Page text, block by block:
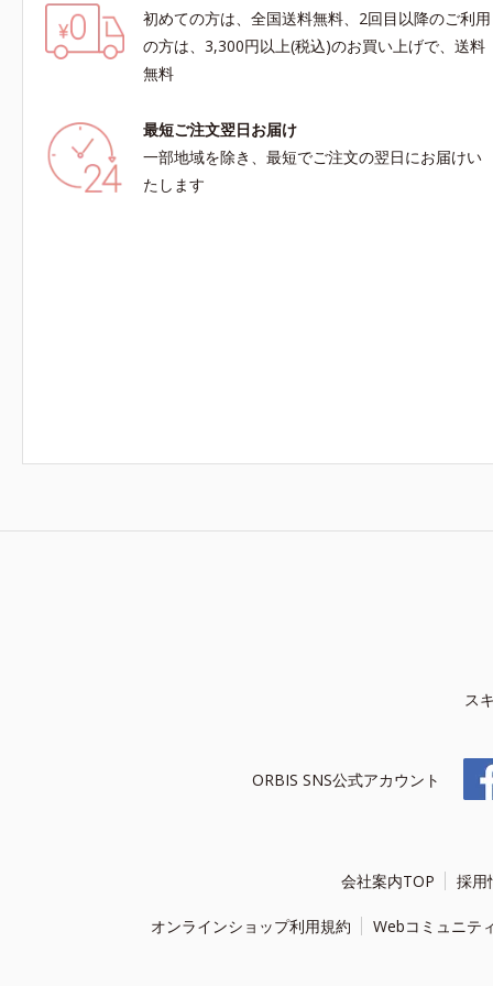
初めての方は、全国送料無料、2回目以降のご利用
の方は、3,300円以上(税込)のお買い上げで、送料
無料
最短ご注文翌日お届け
一部地域を除き、最短でご注文の翌日にお届けい
たします
ス
ORBIS SNS公式アカウント
会社案内TOP 採用
オンラインショップ利用規約 Webコミュニテ